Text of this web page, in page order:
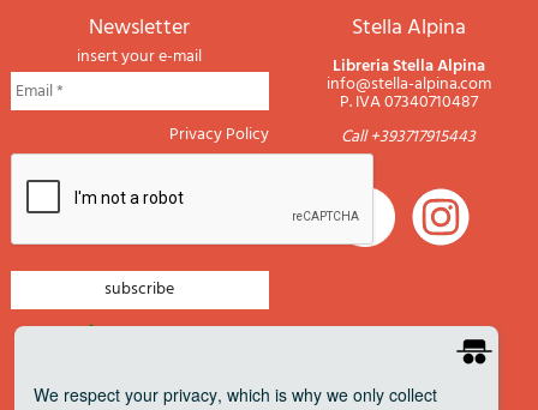
newsletter
insert your e-mail
Privacy Policy
Stella Alpina
Libreria Stella Alpina
info@stella-alpina.com
P. IVA 07340710487
Call +393717915443
We respect your privacy, which is why we only collect